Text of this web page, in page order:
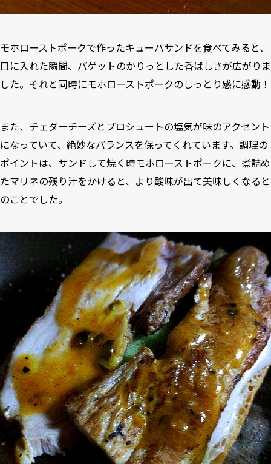
モホローストポークで作ったキューバサンドを食べてみると、
口に入れた瞬間、バゲットのかりっとした香ばしさが広がりま
した。それと同時にモホローストポークのしっとり感に感動！
また、チェダーチーズとプロシュートの塩気が味のアクセント
になっていて、絶妙なバランスを保ってくれています。調理の
ポイントは、サンドして焼く時モホローストポークに、煮詰め
たマリネの残り汁をかけると、より酸味が出て美味しくなると
のことでした。